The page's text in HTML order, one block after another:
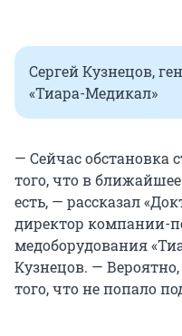
Сергей Кузнецов,
«Тиара-Медикал»
— Сейчас обстановка
того, что в
есть, — рассказал
директор компании-
медоборудования
Кузнецов. —
того, что не попало